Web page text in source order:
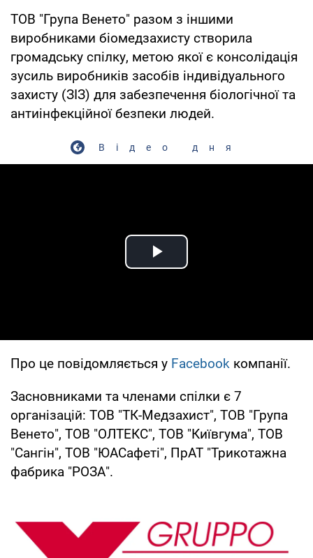
ТОВ "Група Венето" разом з іншими
виробниками біомедзахисту створила
громадську спілку, метою якої є консолідація
зусиль виробників засобів індивідуального
захисту (ЗІЗ) для забезпечення біологічної та
антиінфекційної безпеки людей.
Відео дня
Play Video
Про це повідомляється у Facebook компанії.
Засновниками та членами спілки є 7
організацій: ТОВ "ТК-Медзахист", ТОВ "Група
Венето", ТОВ "ОЛТЕКС", ТОВ "Київгума", ТОВ
"Сангін", ТОВ "ЮАСафеті", ПрАТ "Трикотажна
фабрика "РОЗА".